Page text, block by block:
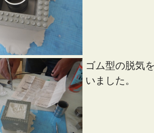
ゴム型の脱気
いました。